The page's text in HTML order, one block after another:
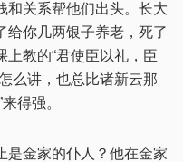
和关系帮他们出头。长大
给你几两银子养老，死了
教的“君使臣以礼，臣
么讲，也总比诸新云那
得强。
是金家的仆人？他在金家